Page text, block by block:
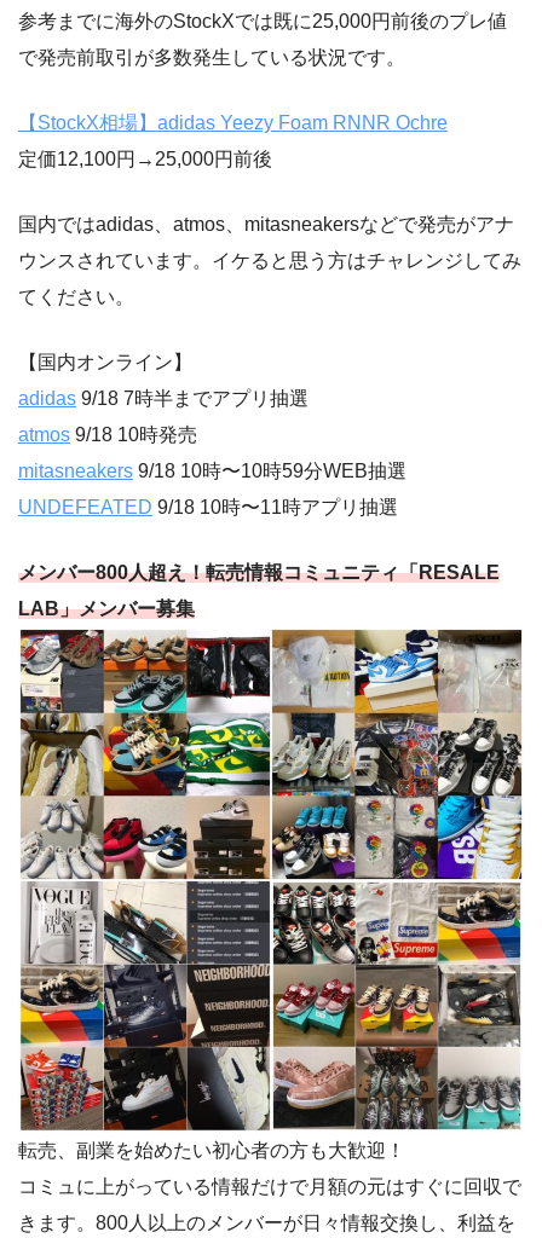
参考までに海外のStockXでは既に25,000円前後のプレ値
で発売前取引が多数発生している状況です。
【StockX相場】adidas Yeezy Foam RNNR Ochre
定価12,100円→25,000円前後
国内ではadidas、atmos、mitasneakersなどで発売がアナ
ウンスされています。イケると思う方はチャレンジしてみ
てください。
【国内オンライン】
adidas 9/18 7時半までアプリ抽選
atmos 9/18 10時発売
mitasneakers 9/18 10時〜10時59分WEB抽選
UNDEFEATED 9/18 10時〜11時アプリ抽選
メンバー800人超え！転売情報コミュニティ「RESALE
LAB」メンバー募集
転売、副業を始めたい初心者の方も大歓迎！
コミュに上がっている情報だけで月額の元はすぐに回収で
きます。800人以上のメンバーが日々情報交換し、利益を